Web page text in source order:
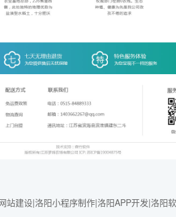
建设|洛阳小程序制作|洛阳APP开发|洛阳